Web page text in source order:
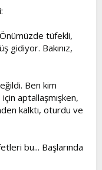
tüfekli,
gidiyor. Bakınız,
Ben kim
için aptallaşmışken,
kalktı, oturdu ve
bu... Başlarında